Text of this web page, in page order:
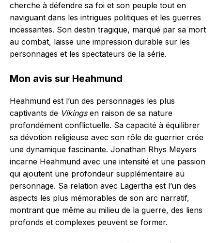
cherche à défendre sa foi et son peuple tout en
naviguant dans les intrigues politiques et les guerres
incessantes. Son destin tragique, marqué par sa mort
au combat, laisse une impression durable sur les
personnages et les spectateurs de la série.
Mon avis sur Heahmund
Heahmund est l’un des personnages les plus
captivants de Vikingsen raison de sa nature
profondément conflictuelle. Sa capacité à équilibrer
sa dévotion religieuse avec son rôle de guerrier crée
une dynamique fascinante. Jonathan Rhys Meyers
incarne Heahmund avec une intensité et une passion
qui ajoutent une profondeur supplémentaire au
personnage. Sa relation avec Lagertha est l’un des
aspects les plus mémorables de son arc narratif,
montrant que même au milieu de la guerre, des liens
profonds et complexes peuvent se former.